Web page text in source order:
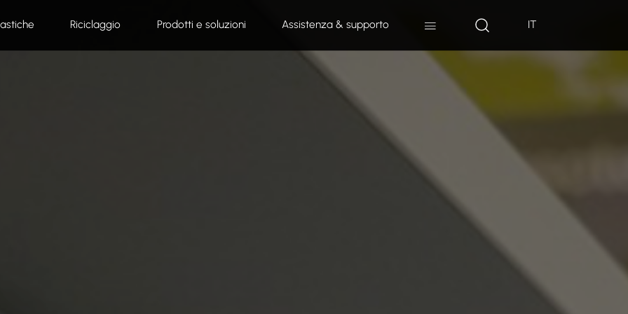
Riciclaggio Prodotti e soluzioni Assistenza & supporto IT